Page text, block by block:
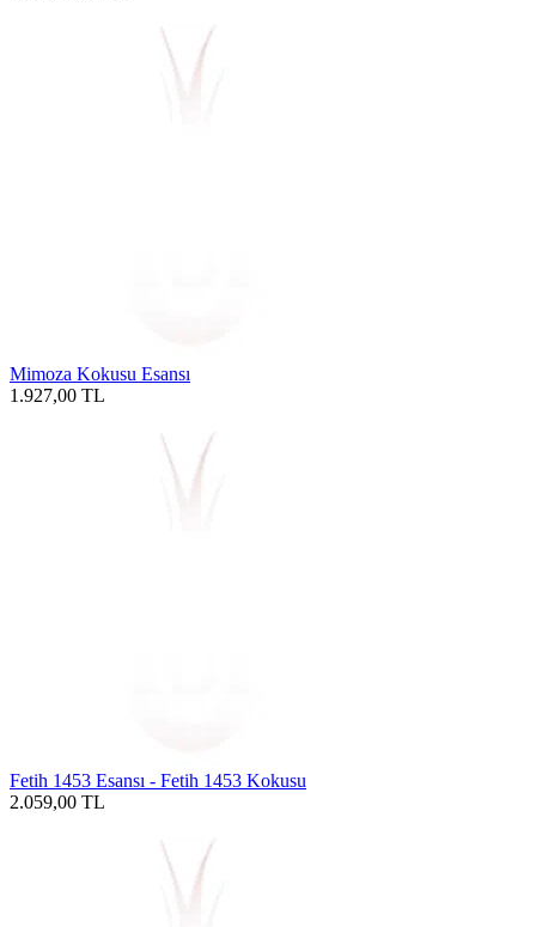
Mimoza Kokusu Esansı
1.927,00 TL
Fetih 1453 Esansı - Fetih 1453 Kokusu
2.059,00 TL